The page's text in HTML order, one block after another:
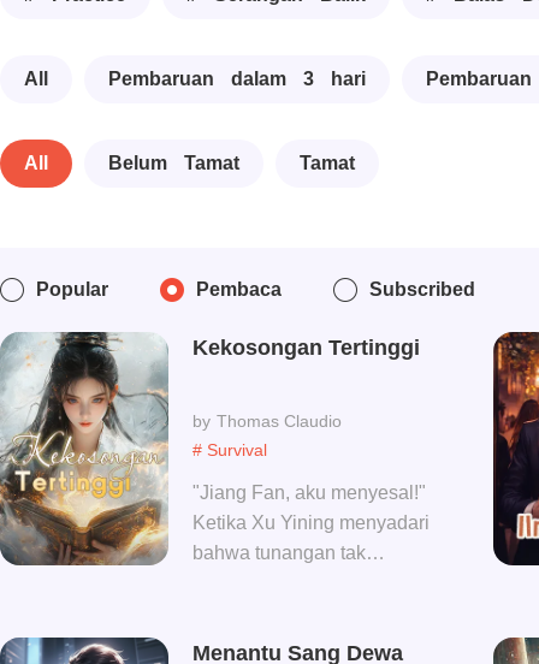
All Pembaruan dalam 3 hari
All Belum Tamat Tamat
Popular Pembaca Subscribed
# Survival
Kekosongan Tertinggi
Thomas Claudio
"Jiang Fan, aku menyesal!"
Ketika Xu Yining menyadari
bahwa tunangan tak
telah menjadikan saudara
Menantu Sang Dewa